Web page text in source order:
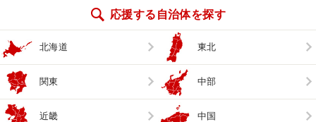
応援する自治体を探す
北海道 東北
関東 中部
近畿 中国